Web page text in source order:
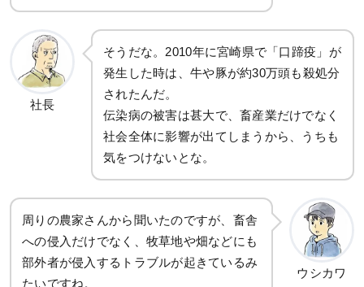
社長
そうだな。2010年に宮崎県で「口蹄疫」が
発生した時は、牛や豚が約30万頭も殺処分
されたんだ。
伝染病の被害は甚大で、畜産業だけでなく
社会全体に影響が出てしまうから、うちも
気をつけないとな。
周りの農家さんから聞いたのですが、畜舎
への侵入だけでなく、牧草地や畑などにも
部外者が侵入するトラブルが起きているみ
たいですね。
ウシカワ